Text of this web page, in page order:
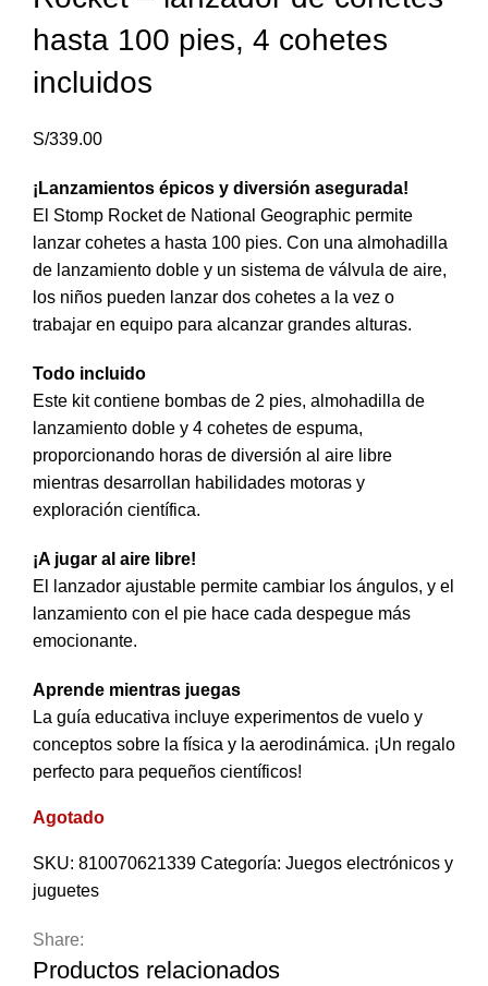
hasta 100 pies, 4 cohetes
incluidos
S/339.00
¡Lanzamientos épicos y diversión asegurada!
El Stomp Rocket de National Geographic permite
lanzar cohetes a hasta 100 pies. Con una almohadilla
de lanzamiento doble y un sistema de válvula de aire,
los niños pueden lanzar dos cohetes a la vez o
trabajar en equipo para alcanzar grandes alturas.
Todo incluido
Este kit contiene bombas de 2 pies, almohadilla de
lanzamiento doble y 4 cohetes de espuma,
proporcionando horas de diversión al aire libre
mientras desarrollan habilidades motoras y
exploración científica.
¡A jugar al aire libre!
El lanzador ajustable permite cambiar los ángulos, y el
lanzamiento con el pie hace cada despegue más
emocionante.
Aprende mientras juegas
La guía educativa incluye experimentos de vuelo y
conceptos sobre la física y la aerodinámica. ¡Un regalo
perfecto para pequeños científicos!
Agotado
SKU: 810070621339 Categoría: Juegos electrónicos y
juguetes
Share:
Productos relacionados